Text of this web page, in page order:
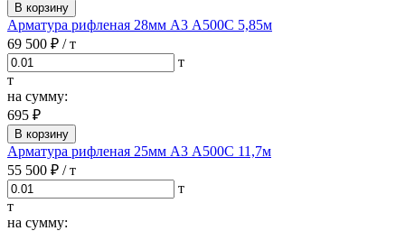
В корзину
Арматура рифленая 28мм А3 А500С 5,85м
69 500 ₽ / т
т
т
на сумму:
695 ₽
В корзину
Арматура рифленая 25мм А3 А500С 11,7м
55 500 ₽ / т
т
т
на сумму: